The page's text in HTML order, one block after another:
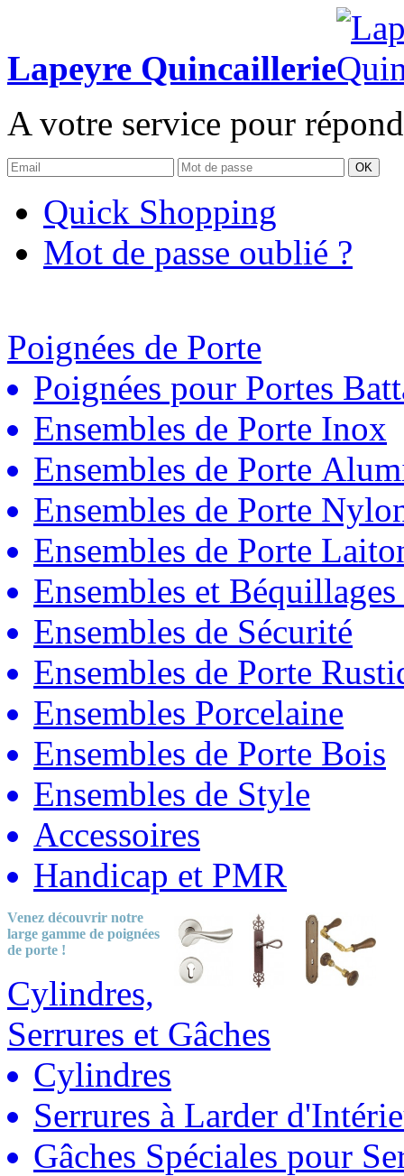
Lapeyre Quincaillerie
A votre service pour
OK
Quick Shopping
Mot de passe oublié ?
Poignées de Porte
Poignées pour Portes
Ensembles de Porte Inox
Ensembles de Porte
Ensembles de Porte
Ensembles de Porte
Ensembles et
Ensembles de Sécurité
Ensembles de Porte
Ensembles Porcelaine
Ensembles de Porte Bois
Ensembles de Style
Accessoires
Handicap et PMR
Venez découvrir notre
large gamme de poignées
de porte !
Cylindres,
Serrures et Gâches
Cylindres
Serrures à Larder
Gâches Spéciales pour